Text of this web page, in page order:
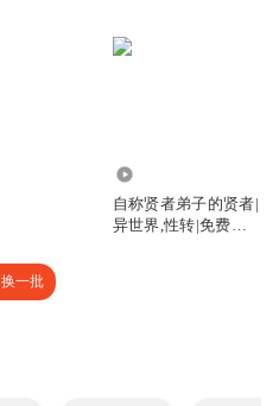
自称贤者弟子的贤者|
异世界,性转|免费有
换一批